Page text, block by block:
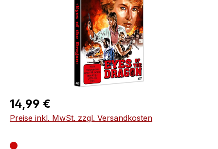
Regulärer Preis:
14,99 €
Preise inkl. MwSt. zzgl. Versandkosten